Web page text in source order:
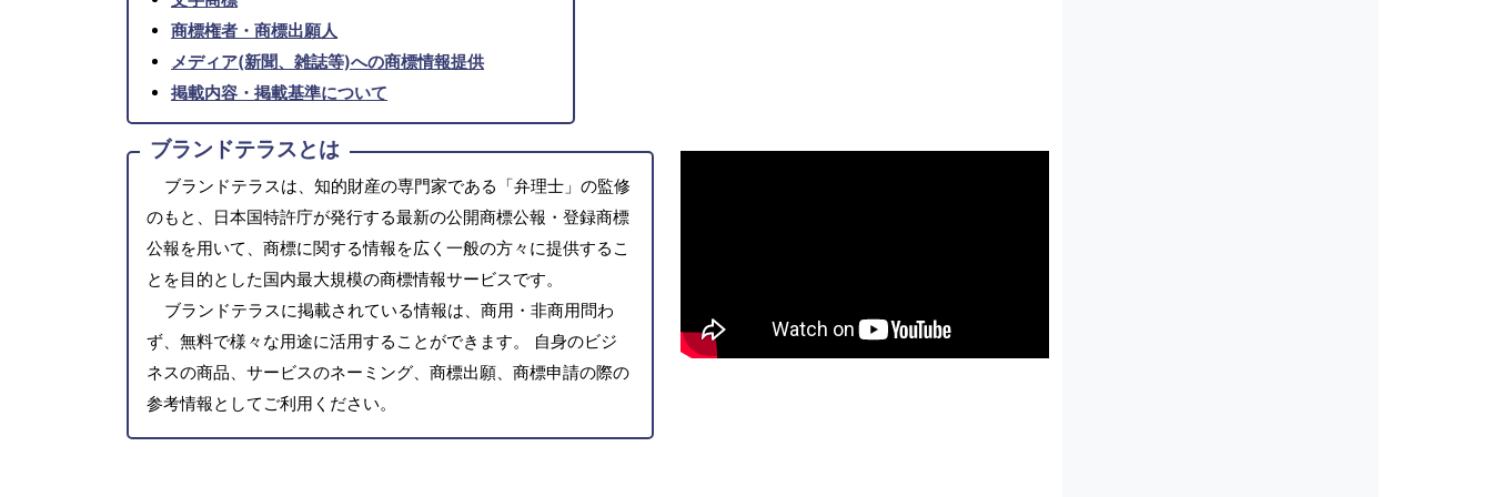
商標権者・商標出願人
メディア(新聞、雑誌等)への商標情報提供
掲載内容・掲載基準について
ブランドテラスとは
ブランドテラスは、知的財産の専門家である「弁理士」の監修
のもと、日本国特許庁が発行する最新の公開商標公報・登録商標
公報を用いて、商標に関する情報を広く一般の方々に提供するこ
とを目的とした国内最大規模の商標情報サービスです。
ブランドテラスに掲載されている情報は、商用・非商用問わ
ず、無料で様々な用途に活用することができます。 自身のビジ
ネスの商品、サービスのネーミング、商標出願、商標申請の際の
参考情報としてご利用ください。